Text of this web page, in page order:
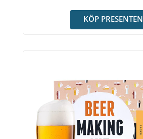
KÖP PRESENTEN